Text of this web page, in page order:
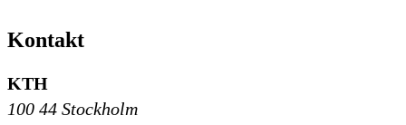
Kontakt
KTH
100 44 Stockholm